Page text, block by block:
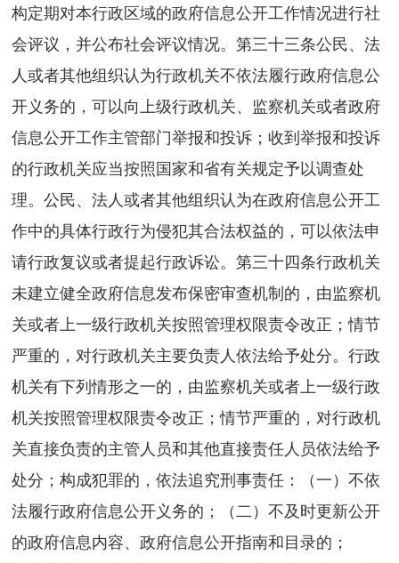
构定期对本行政区域的政府信息公开工作情况进行社
会评议，并公布社会评议情况。第三十三条公民、法
人或者其他组织认为行政机关不依法履行政府信息公
开义务的，可以向上级行政机关、监察机关或者政府
信息公开工作主管部门举报和投诉；收到举报和投诉
的行政机关应当按照国家和省有关规定予以调查处
理。公民、法人或者其他组织认为在政府信息公开工
作中的具体行政行为侵犯其合法权益的，可以依法申
请行政复议或者提起行政诉讼。第三十四条行政机关
未建立健全政府信息发布保密审查机制的，由监察机
关或者上一级行政机关按照管理权限责令改正；情节
严重的，对行政机关主要负责人依法给予处分。行政
机关有下列情形之一的，由监察机关或者上一级行政
机关按照管理权限责令改正；情节严重的，对行政机
关直接负责的主管人员和其他直接责任人员依法给予
处分；构成犯罪的，依法追究刑事责任：（一）不依
法履行政府信息公开义务的；（二）不及时更新公开
的政府信息内容、政府信息公开指南和目录的；